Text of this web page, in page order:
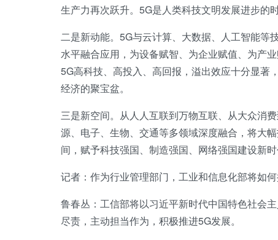
生产力再次跃升。5G是人类科技文明发展进步的时
二是新动能。5G与云计算、大数据、人工智能等
水平融合应用，为设备赋智、为企业赋值、为产
5G高科技、高投入、高回报，溢出效应十分显著
经济的聚宝盆。
三是新空间。从人人互联到万物互联、从大众消
源、电子、生物、交通等多领域深度融合，将大
间，赋予科技强国、制造强国、网络强国建设新时
记者：作为行业管理部门，工业和信息化部将如
鲁春丛：工信部将以习近平新时代中国特色社会
尽责，主动担当作为，积极推进5G发展。